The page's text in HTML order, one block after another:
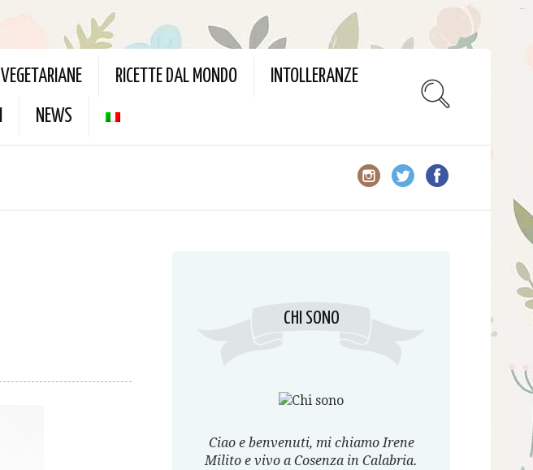
VEGETARIANE RICETTE DAL MONDO INTOLLERANZE
NEWS
CHI SONO
Ciao e benvenuti, mi chiamo Irene
Milito e vivo a Cosenza in Calabria.